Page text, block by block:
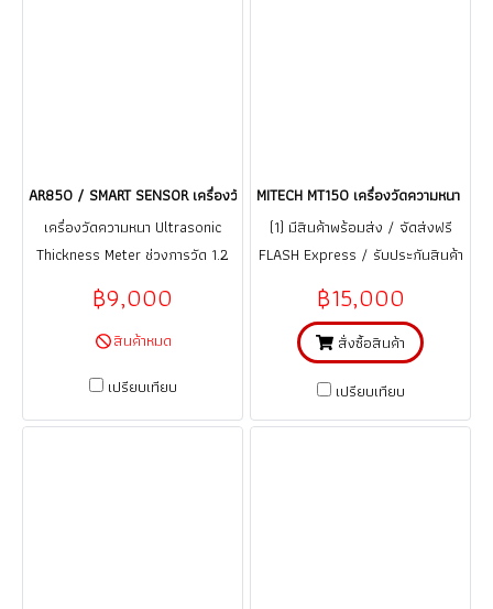
AR850 / SMART SENSOR เครื่องวัดความหนา ULTRASONIC THICKNESS
เครื่องวัดความหนา Ultrasonic
Thickness Meter ช่วงการวัด 1.2
฿9,000
สินค้าหมด
เปรียบเทียบ
MITECH MT150 เครื่องวัดความหนา
(1) มีสินค้าพร้อมส่ง / จัดส่งฟรี
FLASH Express / รับประกันสินค้า
คู่มือ)
฿15,000
สั่งซื้อสินค้า
เปรียบเทียบ